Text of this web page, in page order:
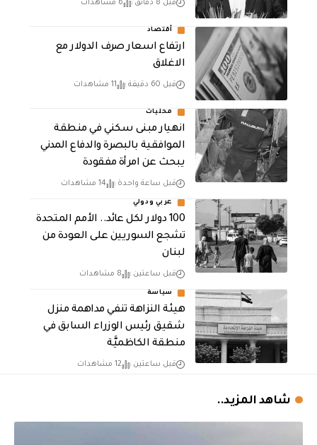
قبل 8 دقائق 6 مشاهدات
أقتصاد
ارتفاع اسعار صرف الدولار مع
الاغلاق
قبل 60 دقيقة 11 مشاهدات
محليات
انهيار مبنى سكني في منطقة
الموافقية بالبصرة والدفاع المدني
يبحث عن امرأة مفقودة
قبل ساعة واحدة 14 مشاهدات
عربي ودولي
100 دولار لكل عائد.. الأمم المتحدة
تشجع السوريين على العودة من
لبنان
قبل ساعتين 8 مشاهدات
سياسة
هيئة النزاهة تنفي مداهمة منزل
شقيق رئيس الوزراء السابق في
منطقة الكاظميَّة
قبل ساعتين 12 مشاهدات
شاهد المزيد..